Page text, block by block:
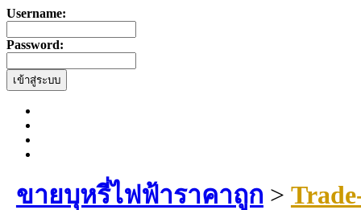
Username:
Password:
ขายบุหรี่ไฟฟ้าราคาถูก >